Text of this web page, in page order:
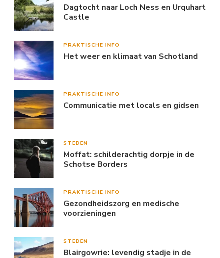
Dagtocht naar Loch Ness en Urquhart
Castle
PRAKTISCHE INFO
Het weer en klimaat van Schotland
PRAKTISCHE INFO
Communicatie met locals en gidsen
STEDEN
Moffat: schilderachtig dorpje in de
Schotse Borders
PRAKTISCHE INFO
Gezondheidszorg en medische
voorzieningen
STEDEN
Blairgowrie: levendig stadje in de